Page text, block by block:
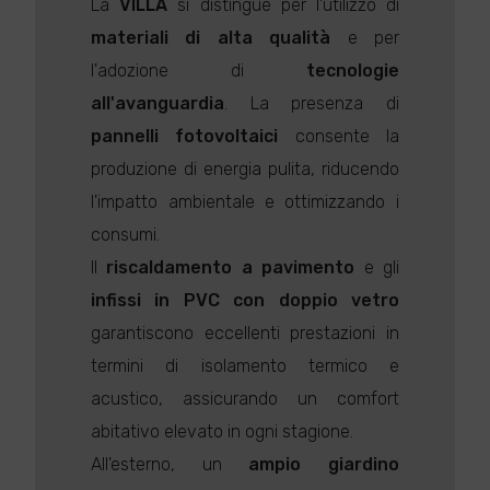
La VILLA si distingue per l'utilizzo di
materiali di alta qualità e per
l'adozione di tecnologie
all'avanguardia. La presenza di
pannelli fotovoltaici consente la
produzione di energia pulita, riducendo
l'impatto ambientale e ottimizzando i
consumi.
Il riscaldamento a pavimento e gli
infissi in PVC con doppio vetro
garantiscono eccellenti prestazioni in
termini di isolamento termico e
acustico, assicurando un comfort
abitativo elevato in ogni stagione.
All'esterno, un ampio giardino